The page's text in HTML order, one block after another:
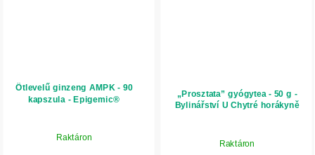
Ötlevelű ginzeng AMPK - 90
kapszula - Epigemic®
Raktáron
„Prosztata” gyógytea - 50 g -
Bylinářství U Chytré horákyně
Raktáron